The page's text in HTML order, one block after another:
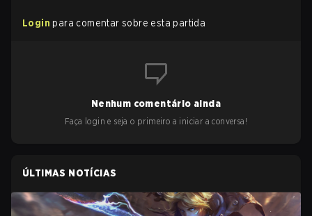
Login para comentar sobre esta partida
Nenhum comentário ainda
Faça login e seja o primeiro a iniciar a conversa!
ÚLTIMAS NOTÍCIAS